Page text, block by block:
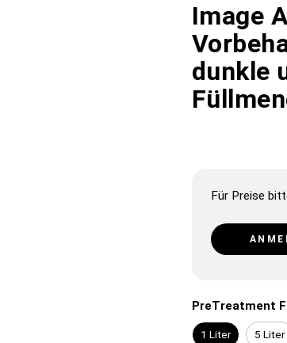
Image
dunkle
Für Preise
PreTreatment
1 Liter 5 Liter